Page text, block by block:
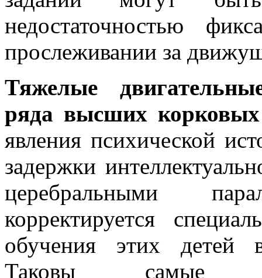
недостаточностью
прослеживании за
Тяжелые
ряда высших
явления психической
задержки
церебральными
корректируется
обучения этих детей
Таковы